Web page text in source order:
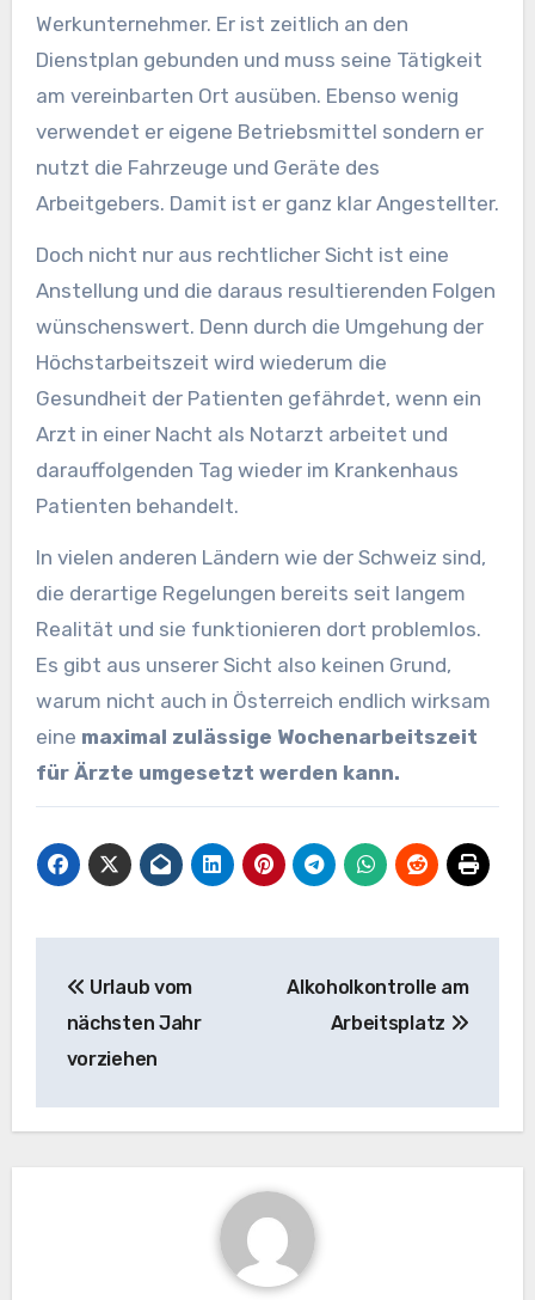
Werkunternehmer. Er ist zeitlich an den
Dienstplan gebunden und muss seine Tätigkeit
am vereinbarten Ort ausüben. Ebenso wenig
verwendet er eigene Betriebsmittel sondern er
nutzt die Fahrzeuge und Geräte des
Arbeitgebers. Damit ist er ganz klar Angestellter.
Doch nicht nur aus rechtlicher Sicht ist eine
Anstellung und die daraus resultierenden Folgen
wünschenswert. Denn durch die Umgehung der
Höchstarbeitszeit wird wiederum die
Gesundheit der Patienten gefährdet, wenn ein
Arzt in einer Nacht als Notarzt arbeitet und
darauffolgenden Tag wieder im Krankenhaus
Patienten behandelt.
In vielen anderen Ländern wie der Schweiz sind,
die derartige Regelungen bereits seit langem
Realität und sie funktionieren dort problemlos.
Es gibt aus unserer Sicht also keinen Grund,
warum nicht auch in Österreich endlich wirksam
eine maximal zulässige Wochenarbeitszeit
für Ärzte umgesetzt werden kann.
Urlaub vom
nächsten Jahr
vorziehen
Alkoholkontrolle am
Arbeitsplatz